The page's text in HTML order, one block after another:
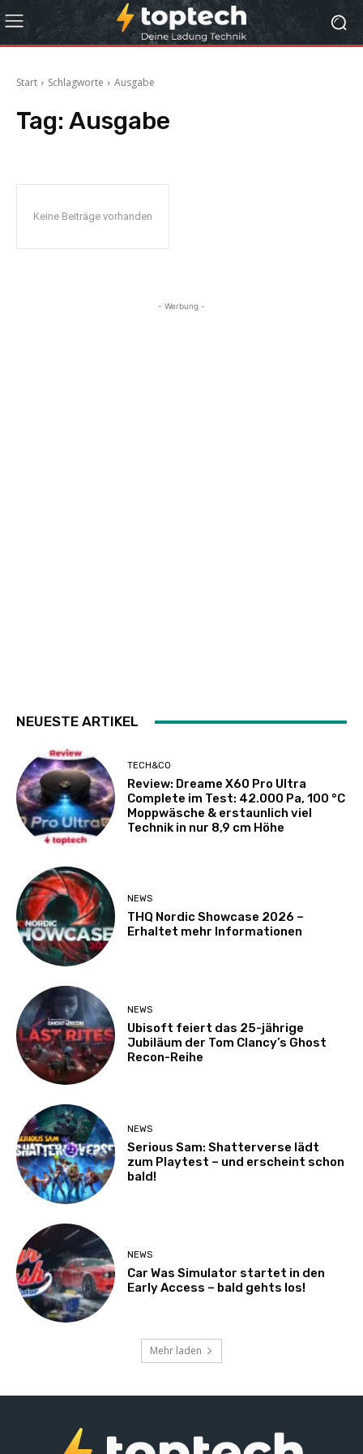
Start Schlagworte Ausgabe
Tag: Ausgabe
Keine Beiträge vorhanden
- Werbung -
NEUESTE ARTIKEL
TECH&CO
Review: Dreame X60 Pro Ultra
Complete im Test: 42.000 Pa, 100 °C
Moppwäsche & erstaunlich viel
Technik in nur 8,9 cm Höhe
NEWS
THQ Nordic Showcase 2026 –
Erhaltet mehr Informationen
NEWS
Ubisoft feiert das 25-jährige
Jubiläum der Tom Clancy’s Ghost
Recon-Reihe
NEWS
Serious Sam: Shatterverse lädt
zum Playtest – und erscheint schon
bald!
NEWS
Car Was Simulator startet in den
Early Access – bald gehts los!
Mehr laden